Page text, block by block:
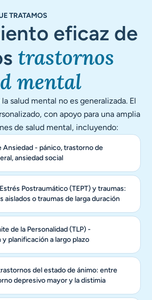
TRATAMOS
eficaz de
trastornos
mental
salud mental no es generalizada. El
con apoyo para una amplia
de salud mental, incluyendo:
Ansiedad - pánico, trastorno de
ansiedad social
Postraumático (TEPT) y traumas:
aislados o traumas de larga duración
de la Personalidad (TLP) -
y planificación a largo plazo
del estado de ánimo: entre
depresivo mayor y la distimia